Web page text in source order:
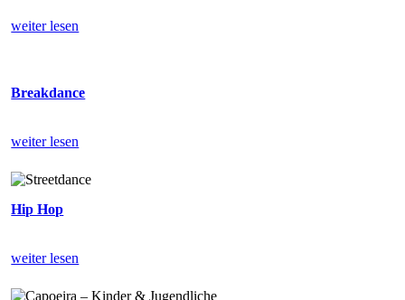
weiter lesen
Breakdance
weiter lesen
Hip Hop
weiter lesen